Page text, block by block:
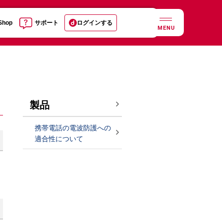
サポート ログインする
MENU
製品
携帯電話の電波防護への
適合性について